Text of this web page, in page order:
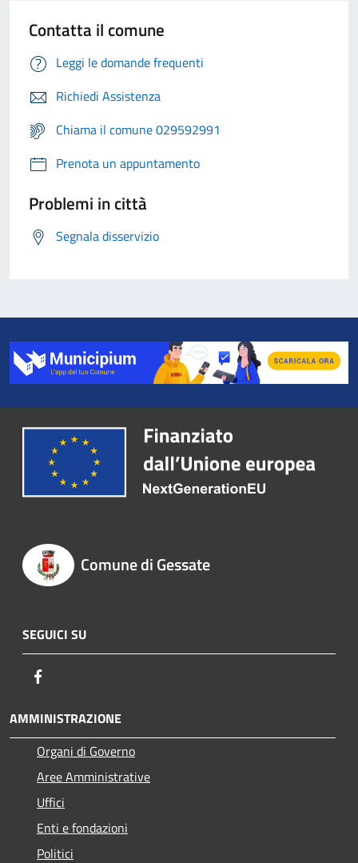
Contatta il comune
Leggi le domande frequenti
Richiedi Assistenza
Chiama il comune 029592991
Prenota un appuntamento
Problemi in città
Segnala disservizio
Comune di Gessate
SEGUICI SU
AMMINISTRAZIONE
Organi di Governo
Aree Amministrative
Uffici
Enti e fondazioni
Politici